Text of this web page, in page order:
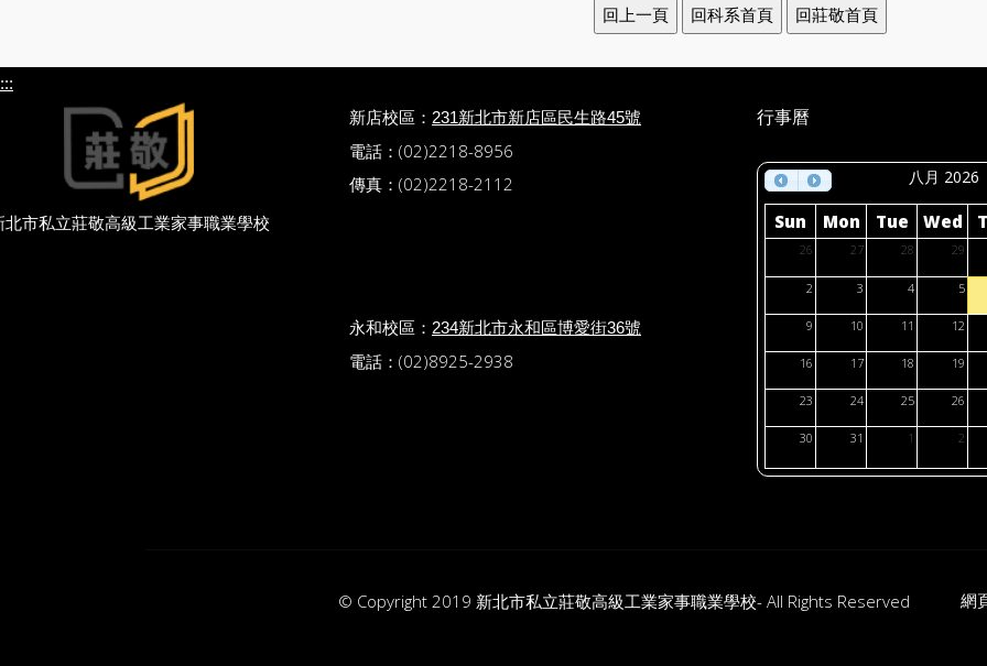
:::
北市私立莊敬高級工業家事職業學校
新店校區： 231新北市新店區民生路45號
電話：(02)2218-8956
傳真：(02)2218-2112
永和校區： 234新北市永和區博愛街36號
電話：(02)8925-2938
行事曆
八月 2026
Sun Mon Tue Wed
26 27 28 29
2 3 4 5
9 10 11 12
16 17 18 19
23 24 25 26
30 31 1 2
© Copyright 2019 新北市私立莊敬高級工業家事職業學校- All Rights Reserved 網